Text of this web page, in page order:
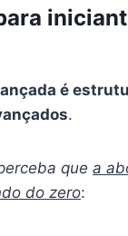
é
.
que a
do zero: